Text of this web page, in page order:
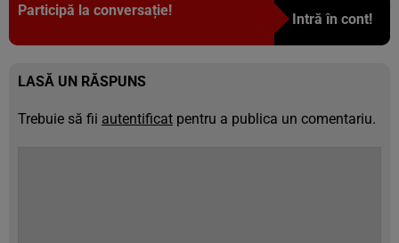
Participă la conversație!
Intră în cont!
LASĂ UN RĂSPUNS
Trebuie să fii autentificat pentru a publica un comentariu.